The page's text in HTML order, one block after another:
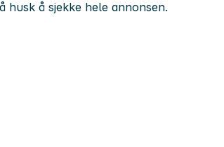
å sjekke hele annonsen.